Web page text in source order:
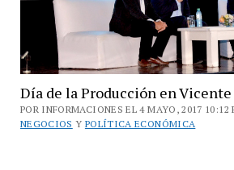
Día de la Producción en Vicente
POR INFORMACIONES EL 4 MAYO, 2017 10:12
NEGOCIOS Y POLÍTICA ECONÓMICA